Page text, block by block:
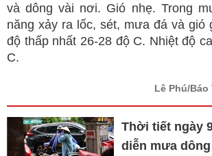
và dông vài nơi. Gió nhẹ. Trong
năng xảy ra lốc, sét, mưa đá và gió
độ thấp nhất 26-28 độ C. Nhiệt độ
C.
Lê Phú/
Thời tiết ngày
diễn mưa dông